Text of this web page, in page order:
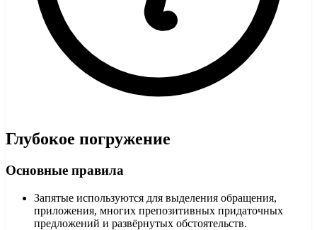
Глубокое погружение
Основные правила
Запятые используются для выделения обращения,
приложения, многих препозитивных придаточных
предложений и развёрнутых обстоятельств.